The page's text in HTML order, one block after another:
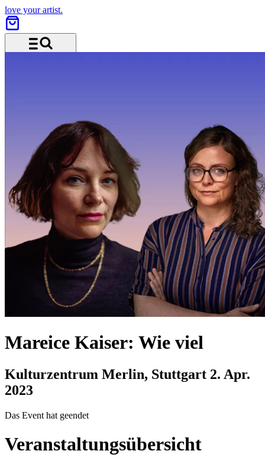
love your artist.
Mareice Kaiser: Wie viel
Kulturzentrum Merlin, Stuttgart 2. Apr.
2023
Das Event hat geendet
Veranstaltungsübersicht